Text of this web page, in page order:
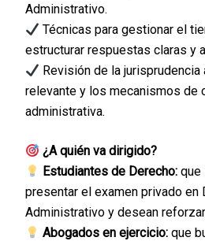
Administrativo.
Técnicas para gestionar el
estructurar respuestas claras y
Revisión de la
relevante y los mecanismos de
administrativa.
¿A quién va dirigido?
Estudiantes de Derecho: que
presentar el examen privado en
Administrativo y desean
Abogados en ejercicio: que